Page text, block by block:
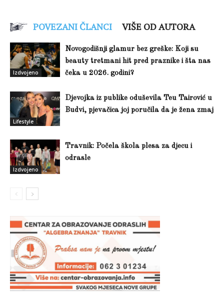
POVEZANI ČLANCI VIŠE OD AUTORA
Izdvojeno
Novogodišnji glamur bez greške: Koji su
beauty tretmani hit pred praznike i šta nas
čeka u 2026. godini?
Lifestyle
Djevojka iz publike oduševila Teu Tairović u
Budvi, pjevačica joj poručila da je žena zmaj
Izdvojeno
Travnik: Počela škola plesa za djecu i
odrasle